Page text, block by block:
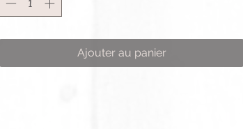
Ajouter au panier